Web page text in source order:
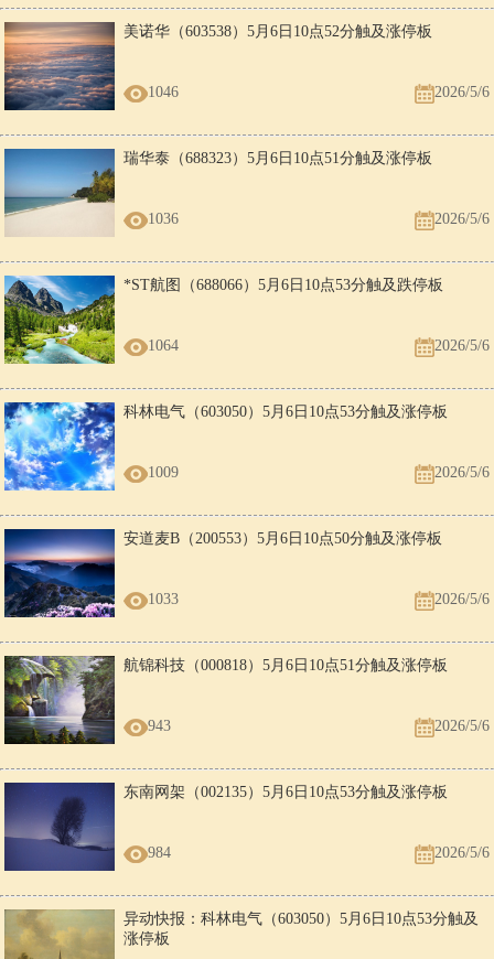
美诺华（603538）5月6日10点52分触及涨停板
1046 2026/5/6
瑞华泰（688323）5月6日10点51分触及涨停板
1036 2026/5/6
*ST航图（688066）5月6日10点53分触及跌停板
1064 2026/5/6
科林电气（603050）5月6日10点53分触及涨停板
1009 2026/5/6
安道麦B（200553）5月6日10点50分触及涨停板
1033 2026/5/6
航锦科技（000818）5月6日10点51分触及涨停板
943 2026/5/6
东南网架（002135）5月6日10点53分触及涨停板
984 2026/5/6
异动快报：科林电气（603050）5月6日10点53分触及
涨停板